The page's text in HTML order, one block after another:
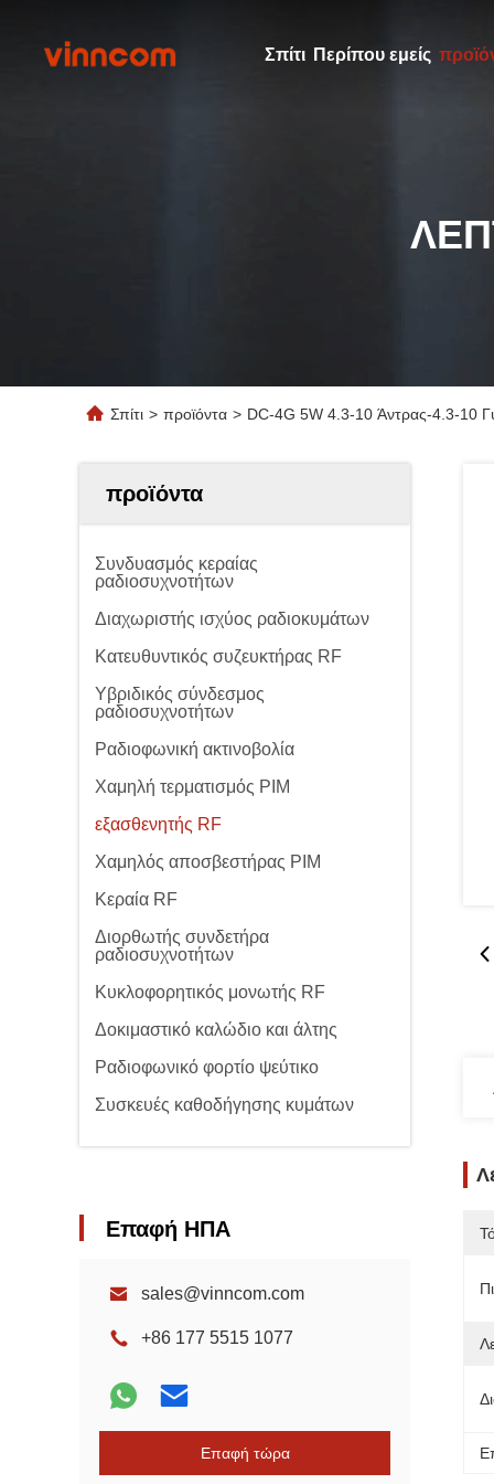
Σπίτι Περίπου εμείς
Σπίτι > προϊόντα > DC-4G 5W 4.3-10 Άντρας-4.3-10
προϊόντα
Συνδυασμός κεραίας
ραδιοσυχνοτήτων
Διαχωριστής ισχύος ραδιοκυμάτων
Κατευθυντικός συζευκτήρας RF
Υβριδικός σύνδεσμος
ραδιοσυχνοτήτων
Ραδιοφωνική ακτινοβολία
Χαμηλή τερματισμός PIM
εξασθενητής RF
Χαμηλός αποσβεστήρας PIM
Κεραία RF
Διορθωτής συνδετήρα
ραδιοσυχνοτήτων
Κυκλοφορητικός μονωτής RF
Δοκιμαστικό καλώδιο και άλτης
Ραδιοφωνικό φορτίο ψεύτικο
Συσκευές καθοδήγησης κυμάτων
Επαφή ΗΠΑ
sales@vinncom.com
+86 177 5515 1077
Επαφή τώρα